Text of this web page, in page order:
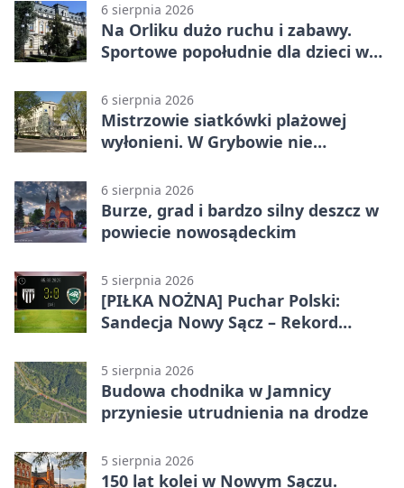
6 sierpnia 2026
Na Orliku dużo ruchu i zabawy.
Sportowe popołudnie dla dzieci w
6 sierpnia 2026
Mistrzowie siatkówki plażowej
wyłonieni. W Grybowie nie
6 sierpnia 2026
Burze, grad i bardzo silny deszcz w
powiecie nowosądeckim
5 sierpnia 2026
[PIŁKA NOŻNA] Puchar Polski:
Sandecja Nowy Sącz – Rekord
5 sierpnia 2026
Budowa chodnika w Jamnicy
przyniesie utrudnienia na drodze
5 sierpnia 2026
150 lat kolei w Nowym Sączu.